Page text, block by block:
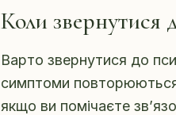
Коли звернутися
Варто звернутися до
симптоми
якщо ви помічаєте